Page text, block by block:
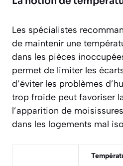
Les spécialistes
de maintenir une
dans les pièces
permet de limiter les
d’éviter les problèmes
trop froide peut favoriser
l’apparition de
dans les logements mal